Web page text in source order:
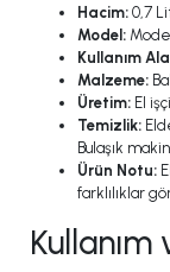
Hacim: 0,7
Model:
Kullanım
Malzeme:
Üretim: El
Temizlik:
Bulaşık
Ürün Notu:
farklılıklar
Kullanım